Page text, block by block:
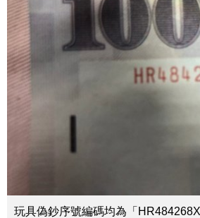
玩具偽鈔序號編碼均為「